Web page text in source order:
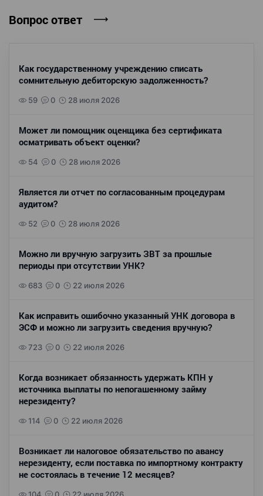
Вопрос ответ
Как государственному учреждению списать
сомнительную дебиторскую задолженность?
59 0 28 июля 2026
Может ли помощник оценщика без сертификата
осматривать объект оценки?
54 0 28 июля 2026
Является ли отчет по согласованным процедурам
аудитом?
52 0 28 июля 2026
Можно ли вручную загрузить ЗВТ за прошлые
периоды при отсутствии УНК?
683 0 22 июля 2026
Как исправить ошибочно указанный УНК договора в
ЭСФ и можно ли загрузить сведения вручную?
723 0 22 июля 2026
Когда возникает обязанность удержать КПН у
источника выплаты по непогашенному займу
нерезиденту?
114 0 22 июля 2026
Возникает ли налоговое обязательство по авансу
нерезиденту, если поставка по импортному контракту
не состоялась в течение 12 месяцев?